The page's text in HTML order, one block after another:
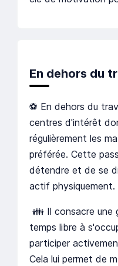
En dehors du
⚽ En dehors du
centres d'intérêt
régulièrement les
préférée. Cette
détendre et de se
actif physiquement.
👪 Il consacre une
temps libre à
participer
Cela lui permet de